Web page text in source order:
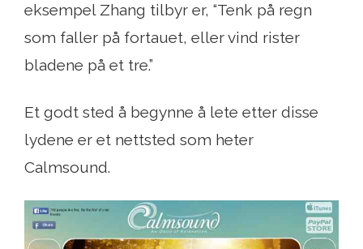
eksempel Zhang tilbyr er, “Tenk på regn
som faller på fortauet, eller vind rister
bladene på et tre.”
Et godt sted å begynne å lete etter disse
lydene er et nettsted som heter
Calmsound.